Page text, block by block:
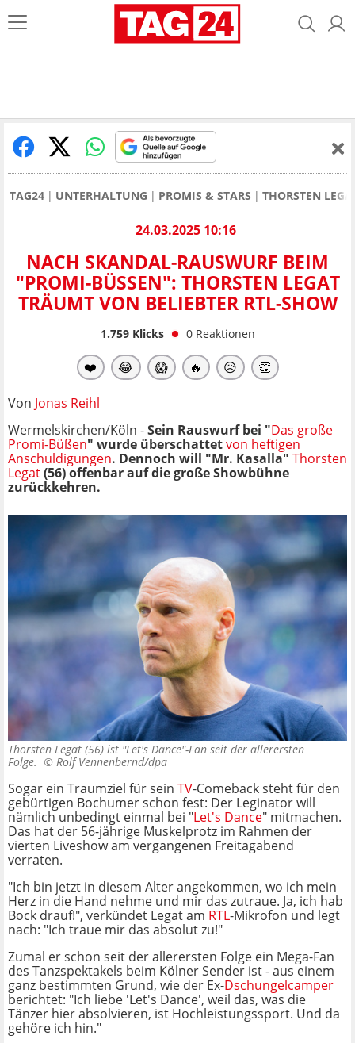
TAG24 UNTERHALTUNG PROMIS & STARS THORSTEN
24.03.2025 10:16
NACH SKANDAL-RAUSWURF BEIM
"PROMI-BÜSSEN": THORSTEN LEGAT T
RÄUMT VON BELIEBTER RTL-SHOW
1.759Klicks 0 Reaktionen
❤️ 😂 😱 🔥 😥 👏
Von Jonas Reihl
Wermelskirchen/Köln -Sein Rauswurf bei "Das große
Promi-Büßen" wurde überschattetvon heftigen
Anschuldigungen. Dennoch will "Mr. Kasalla" Thorsten
Legat(56) offenbar auf die große Showbühne
zurückkehren.
Thorsten Legat (56) ist "Let's Dance"-Fan seit der allerersten
Folge. © Rolf Vennenbernd/dpa
Sogar ein Traumziel für sein TV-Comeback steht für den
gebürtigen Bochumer schon fest: Der Leginator will
nämlich unbedingt einmal bei "Let's Dance" mitmachen.
Das hat der 56-jährige Muskelprotz im Rahmen der
vierten Liveshow am vergangenen Freitagabend
verraten.
"Ich bin jetzt in diesem Alter angekommen, wo ich mein
Herz in die Hand nehme und mir das zutraue. Ja, ich hab
Bock drauf!", verkündet Legat am RTL-Mikrofon und legt
nach: "Ich traue mir das absolut zu!"
Zumal er schon seit der allerersten Folge ein Mega-Fan
des Tanzspektakels beim Kölner Sender ist - aus einem
ganz bestimmten Grund, wie der Ex-Dschungelcamper
berichtet: "Ich liebe 'Let's Dance', weil das, was die
Tänzer hier absolvieren, ist Hochleistungssport. Und da
gehöre ich hin."